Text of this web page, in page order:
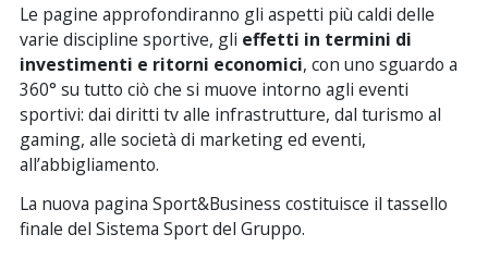
Le pagine approfondiranno gli aspetti più caldi delle
varie discipline sportive, gli effetti in termini di
investimenti e ritorni economici, con uno sguardo a
360° su tutto ciò che si muove intorno agli eventi
sportivi: dai diritti tv alle infrastrutture, dal turismo al
gaming, alle società di marketing ed eventi,
all’abbigliamento.
La nuova pagina Sport&Business costituisce il tassello
finale del Sistema Sport del Gruppo.